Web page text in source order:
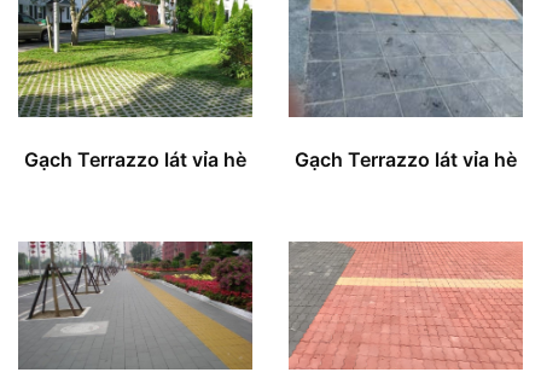
Gạch Terrazzo lát vỉa hè Gạch Terrazzo lát vỉa hè